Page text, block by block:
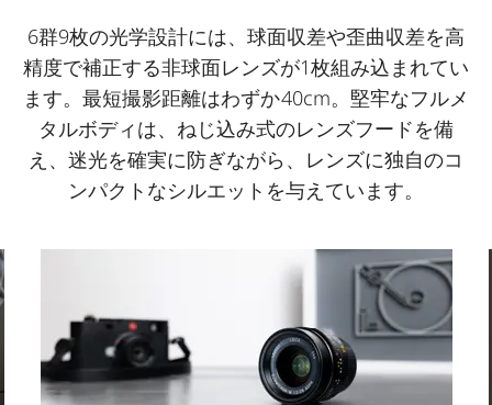
6群9枚の光学設計には、球面収差や歪曲収差を高
精度で補正する非球面レンズが1枚組み込まれてい
ます。最短撮影距離はわずか40cm。堅牢なフルメ
タルボディは、ねじ込み式のレンズフードを備
え、迷光を確実に防ぎながら、レンズに独自のコ
ンパクトなシルエットを与えています。